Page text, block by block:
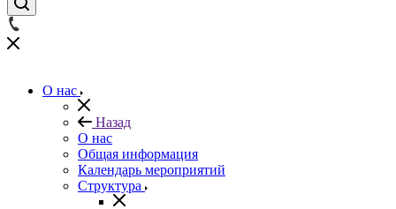
О нас
Назад
О нас
Общая информация
Календарь мероприятий
Структура